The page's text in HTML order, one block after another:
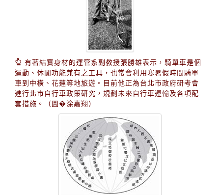
有著結實身材的運管系副教授張勝雄表示，騎單車是個
運動、休閒功能兼有之工具，也常會利用寒暑假時間騎單
車到中橫、花蓮等地旅遊。目前他正為台北市政府研考會
進行北市自行車政策研究，規劃未來自行車運輸及各項配
套措施。（圖�涂嘉翔）